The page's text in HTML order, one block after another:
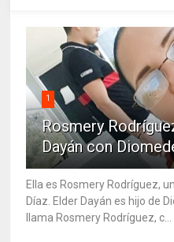
1
Rosmery
Dayán con
Ella es Rosmery Rodríguez,
Díaz. Elder Dayán es hijo de
llama Rosmery Rodríguez, c...